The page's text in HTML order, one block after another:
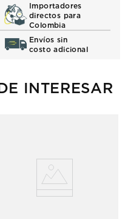
Importadores
directos para
Colombia
Envíos sin
costo adicional
INTERESAR